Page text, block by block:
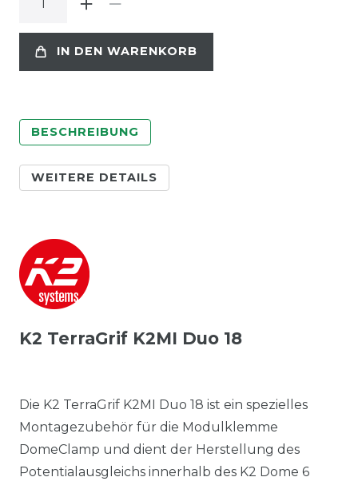
IN DEN WARENKORB
BESCHREIBUNG
WEITERE DETAILS
K2 TerraGrif K2MI Duo 18
Die K2 TerraGrif K2MI Duo 18 ist ein spezielles
Montagezubehör für die Modulklemme
DomeClamp und dient der Herstellung des
Potentialausgleichs innerhalb des K2 Dome 6